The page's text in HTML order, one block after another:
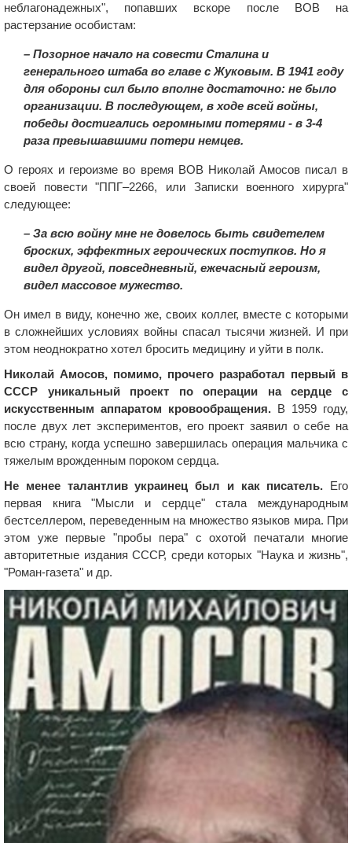
неблагонадежных", попавших вскоре после ВОВ на
растерзание особистам:
– Позорное начало на совести Сталина и
генерального штаба во главе с Жуковым. В 1941 году
для обороны сил было вполне достаточно: не было
организации. В последующем, в ходе всей войны,
победы достигались огромными потерями - в 3-4
раза превышавшими потери немцев.
О героях и героизме во время ВОВ Николай Амосов писал в
своей повести "ППГ–2266, или Записки военного хирурга"
следующее:
– За всю войну мне не довелось быть свидетелем
броских, эффектных героических поступков. Но я
видел другой, повседневный, ежечасный героизм,
видел массовое мужество.
Он имел в виду, конечно же, своих коллег, вместе с которыми
в сложнейших условиях войны спасал тысячи жизней. И при
этом неоднократно хотел бросить медицину и уйти в полк.
Николай Амосов, помимо, прочего разработал первый в
СССР уникальный проект по операции на сердце с
искусственным аппаратом кровообращения. В 1959 году,
после двух лет экспериментов, его проект заявил о себе на
всю страну, когда успешно завершилась операция мальчика с
тяжелым врожденным пороком сердца.
Не менее талантлив украинец был и как писатель. Его
первая книга "Мысли и сердце" стала международным
бестселлером, переведенным на множество языков мира. При
этом уже первые "пробы пера" с охотой печатали многие
авторитетные издания СССР, среди которых "Наука и жизнь",
"Роман-газета" и др.